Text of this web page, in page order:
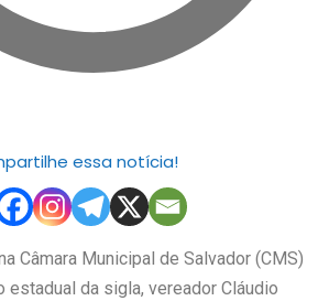
essa notícia!
Câmara Municipal de Salvador (CMS)
da sigla, vereador Cláudio